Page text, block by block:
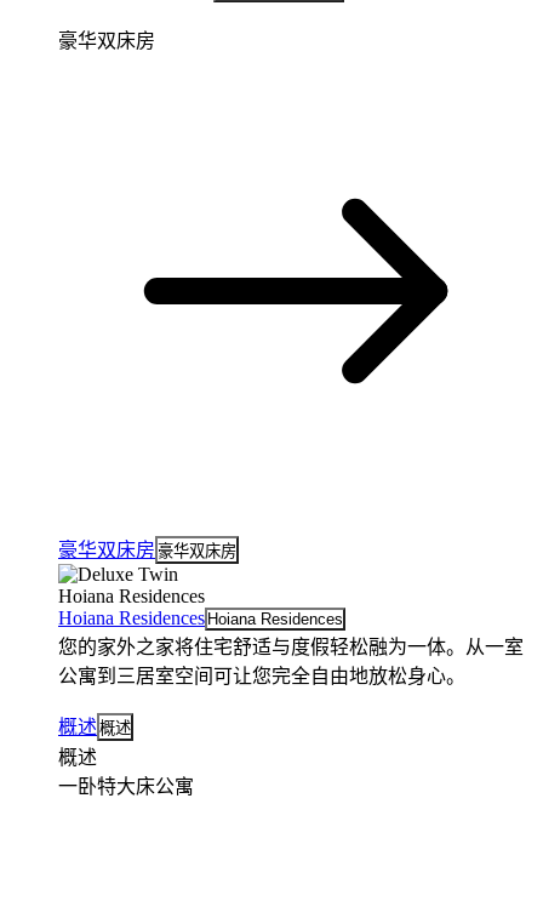
豪华双床房
豪华双床房 豪华双床房
Hoiana Residences
Hoiana Residences Hoiana Residences
您的家外之家将住宅舒适与度假轻松融为一体。从一室
公寓到三居室空间可让您完全自由地放松身心。
概述 概述
概述
一卧特大床公寓